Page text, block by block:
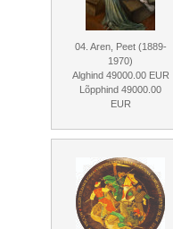
04. Aren, Peet (1889-
1970)
Alghind 49000.00 EUR
Lõpphind 49000.00
EUR